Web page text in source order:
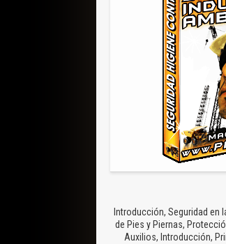
Introducción, Seguridad en
de Pies y Piernas,
Auxilios, Introducción,